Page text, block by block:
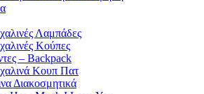
Λαμπάδες
Κούπες
– Backpack
Κουπ Πατ
Διακοσμητικά